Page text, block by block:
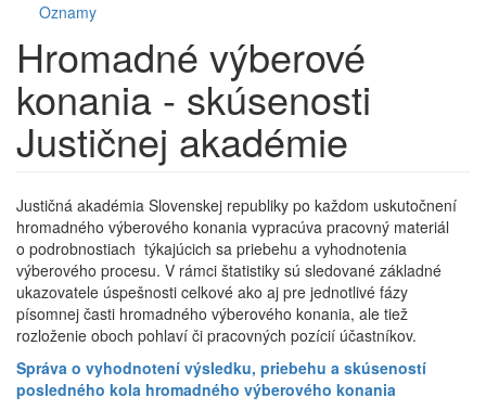
Oznamy
Hromadné výberové
konania - skúsenosti
Justičnej akadémie
Justičná akadémia Slovenskej republiky po každom uskutočnení
hromadného výberového konania vypracúva pracovný materiál
o podrobnostiach týkajúcich sa priebehu a vyhodnotenia
výberového procesu. V rámci štatistiky sú sledované základné
ukazovatele úspešnosti celkové ako aj pre jednotlivé fázy
písomnej časti hromadného výberového konania, ale tiež
rozloženie oboch pohlaví či pracovných pozícií účastníkov.
Správa o vyhodnotení výsledku, priebehu a skúseností
posledného kola hromadného výberového konania